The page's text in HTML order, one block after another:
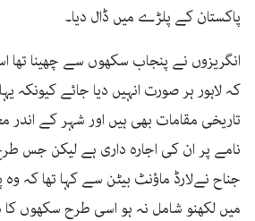
پاکستان کے پلڑے میں ڈال دیا۔
انگریزوں نے پنجاب سکھوں سے چھینا
کہ لاہور ہر صورت انہیں دیا جائے کیونکہ
تاریخی مقامات بھی ہیں اور شہر کے اندر
نامے پر ان کی اجارہ داری ہے لیکن جس
جناح نےلارڈ ماؤنٹ بیٹن سے کہا تھا کہ
میں لکھنو شامل نہ ہو اسی طرح سکھوں کا